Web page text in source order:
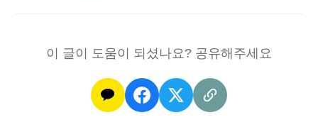
이 글이 도움이 되셨나요? 공유해주세요